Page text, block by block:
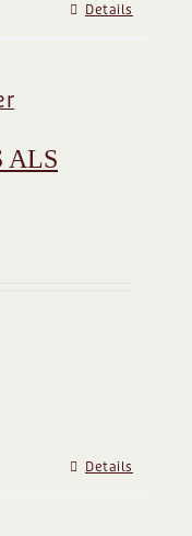
Details
ALS
Details